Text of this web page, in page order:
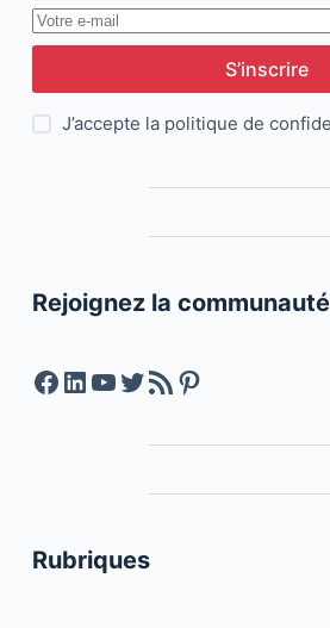
S’inscrire
J’accepte la politique de
Rejoignez la communauté
Facebook
LinkedIn
YouTube
Twitter
Feed RSSPinterest
Rubriques